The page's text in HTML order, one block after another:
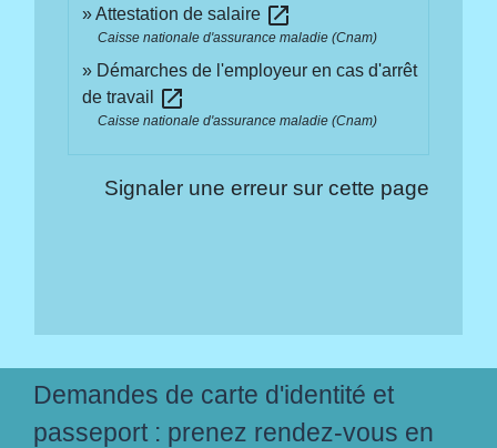
Attestation de salaire open_in_new
Caisse nationale d'assurance maladie (Cnam)
Démarches de l'employeur en cas d'arrêt
de travail
open_in_new
Caisse nationale d'assurance maladie (Cnam)
Signaler une erreur sur cette page
Demandes de carte d'identité et
passeport : prenez rendez-vous en